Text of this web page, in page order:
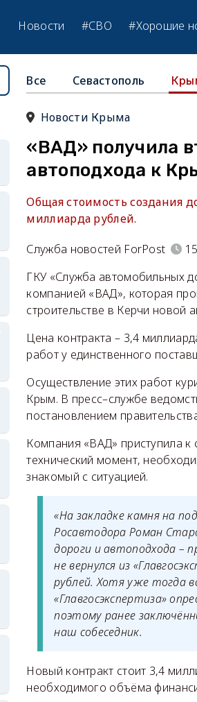
Новости #СВО #Хорошие
Все Севастополь
Новости Крыма
«ВАД» получила
автоподхода к
Общая стоимость создания
миллиарда рублей.
Служба новостей ForPost
ГКУ «Служба автомобильных
компанией «ВАД», которая
строительстве в Керчи новой
Цена контракта – 3,4
работ у единственного
Осуществление этих работ
Крым. В пресс–службе
постановлением
Компания «ВАД» приступила к
технический момент,
знакомый с ситуацией.
«На закладке камня на
Росавтодора Роман
дороги и автоподхода –
не вернулся из
рублей. Хотя уже тогда
«Главгосэкспертиза»
поэтому ранее
наш собеседник.
Новый контракт стоит 3,4
необходимого объёма